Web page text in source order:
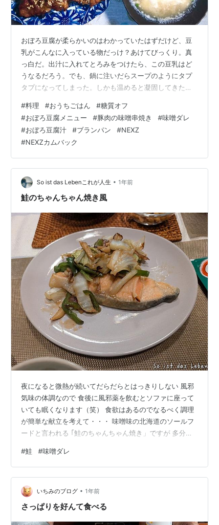
おぼろ豆腐が柔らかいのはわかっていたはずだけど、豆
乳がこんなに入っている物だっけ？あけてびっくり。真
っ白だ。出汁に入れてとろみをつけたら、この豆乳はど
うなるだろう。でも、鍋に注いだらスープのようにタプ
タプになってしまった。しかも温めると凝固してきた。
おぼろ豆腐汁と豚肉の味噌串焼き もくじ 夕食 おぼろ豆
腐汁 豚肉の味噌串焼き 昼食 ブランパンのチーズクリー
ムサンド ひとこと NEXZ Beat-Boxer：The Backstage
夕食 おぼろ豆腐汁 〇おぼろ豆腐・昆布・かつお節・塩・
醤油・ネギ 昆布を鍋の水につけてから火にかけ、鰹節を
加え…
#料理 #おうちごはん #糖質オフ
#おぼろ豆腐メニュー #豚肉の味噌串焼き #味噌ダレ
#おぼろ豆腐汁 #ブランパン #NEXZ
#NEXZカムバック
So ist das Lebenこれが人生 • 1年前
鮭のちゃんちゃん焼き風
夜になると微熱が続いてだらだらとはっきりしない 風邪
気味の体調なので 食後に風邪薬を飲むとソファに座って
いても眠くなります（笑） 食欲はあるのでなるべく調理
が簡単な献立を考えて・・・ 味噌味の北海道のソールフ
ードと言われる ｢鮭のちゃんちゃん焼き」ですが 多分作
先に在庫の野菜（しめじ、ピーマン、白菜、キャベツ）
を切ってフライパンで炒め お酒で緩くした味噌ダレを注
ぎその上に鮭を切らずに2枚のせて 火を通しただけです
が・・・ 鮭を適当な大きさにほぐして鉄板で焼くのが本
格的のようですが 今回はキッチンで調理してから盛り付
#鮭 #味噌ダレ
いちみのブログ • 1年前
さっぱりを好んて食べる